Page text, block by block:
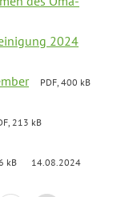
2024
PDF, 400 kB
213 kB
kB 14.08.2024